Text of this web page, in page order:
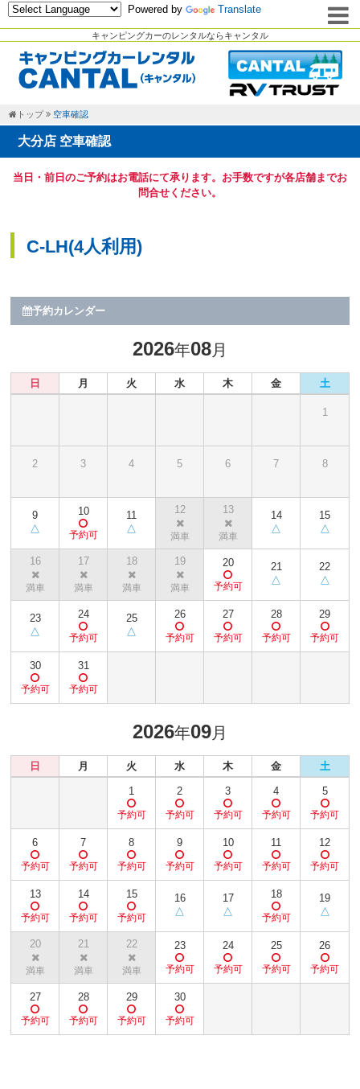
キャンピングカーのレンタルならキャンタル
Powered by Translate
トップ 空車確認
大分店 空車確認
当日・前日のご予約はお電話にて承ります。お手数ですが各店舗までお
問合せください。
C-LH(4人利用)